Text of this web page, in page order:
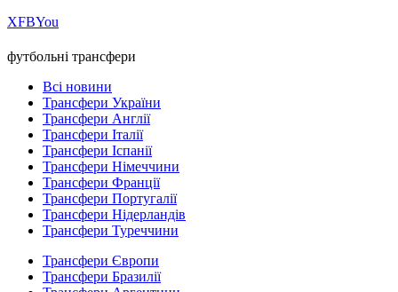
ХFBYou
футбольні трансфери
Всі новини
Трансфери України
Трансфери Англії
Трансфери Італії
Трансфери Іспанії
Трансфери Німеччини
Трансфери Франції
Трансфери Португалії
Трансфери Нідерландів
Трансфери Туреччини
Трансфери Європи
Трансфери Бразилії